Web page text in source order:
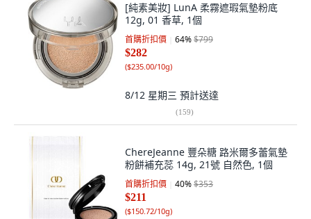
[純素美妝] LunA 柔霧遮瑕氣墊粉底
12g, 01 香草, 1個
首購折扣價 64%$799
$282
($235.00/10g)
8/12 星期三 預計送達
(159)
ChereJeanne 豐朵糖 路米爾多蕾氣墊
粉餅補充蕊 14g, 21號 自然色, 1個
首購折扣價 40%$353
$211
($150.72/10g)